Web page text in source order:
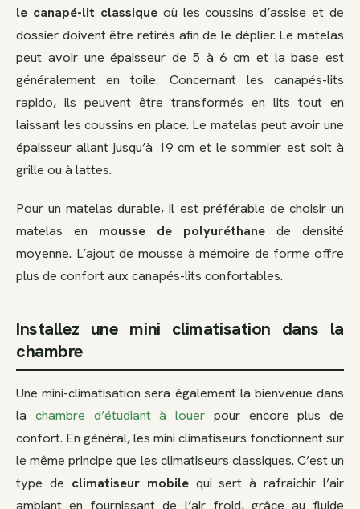
le canapé-lit classiqueoù les coussins d’assise et de
dossier doivent être retirés afin de le déplier. Le matelas
peut avoir une épaisseur de 5 à 6 cm et la base est
généralement en toile. Concernant les canapés-lits
rapido, ils peuvent être transformés en lits tout en
laissant les coussins en place. Le matelas peut avoir une
épaisseur allant jusqu’à 19 cm et le sommier est soit à
grille ou à lattes.
Pour un matelas durable, il est préférable de choisir un
matelas en mousse de polyuréthane de densité
moyenne. L’ajout de mousse à mémoire de forme offre
plus de confort aux canapés-lits confortables.
Installez une mini climatisation dans la
chambre
Une mini-climatisation sera également la bienvenue dans
la chambre d’étudiant à louer pour encore plus de
confort. En général, les mini climatiseurs fonctionnent sur
le même principe que les climatiseurs classiques. C’est un
type de climatiseur mobilequi sert à rafraichir l’air
ambiant en fournissant de l’air froid, grâce au fluide